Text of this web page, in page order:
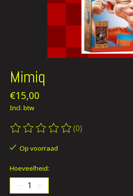
Mimiq
€15,00
Incl. btw
De beoordeling van dit product is
(0)
Op voorraad
Hoeveelheid: